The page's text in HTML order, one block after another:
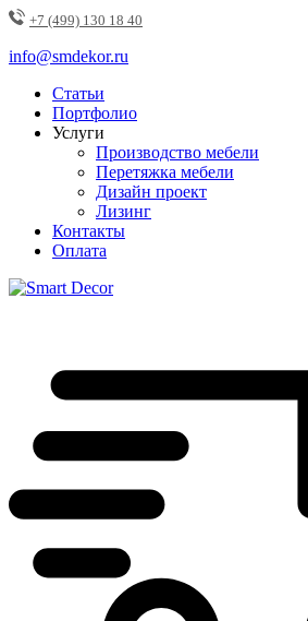
+7 (499) 130 18 40
info@smdekor.ru
Статьи
Портфолио
Услуги
Производство мебели
Перетяжка мебели
Дизайн проект
Лизинг
Контакты
Оплата